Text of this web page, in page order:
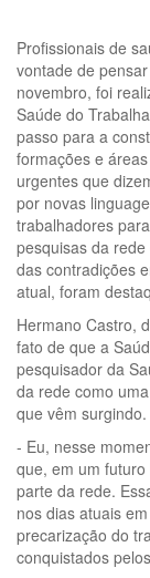
Profissionais de
vontade de
novembro, foi
Saúde do
passo para a
formações e
urgentes que
por novas
trabalhadores
pesquisas da
das contradições
atual, foram
Hermano Castro,
fato de que a
pesquisador da
da rede como
que vêm surgindo.
- Eu, nesse
que, em um
parte da rede.
nos dias atuais
precarização do
conquistados